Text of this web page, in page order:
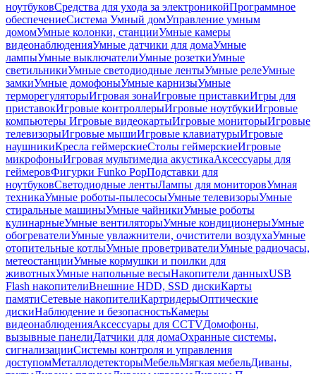
ноутбуковСредства для ухода за электроникойПрограммное
обеспечениеСистема Умный домУправление умным
домомУмные колонки, станцииУмные камеры
видеонаблюденияУмные датчики для домаУмные
лампыУмные выключателиУмные розеткиУмные
светильникиУмные светодиодные лентыУмные релеУмные
замкиУмные домофоныУмные карнизыУмные
терморегуляторыИгровая зонаИгровые приставкиИгры для
приставокИгровые контроллерыИгровые ноутбукиИгровые
компьютеры Игровые видеокартыИгровые мониторыИгровые
телевизорыИгровые мышиИгровые клавиатурыИгровые
наушникиКресла геймерскиеСтолы геймерскиеИгровые
микрофоныИгровая мультимедиа акустикаАксессуары для
геймеровФигурки Funko PopПодставки для
ноутбуковСветодиодные лентыЛампы для мониторовУмная
техникаУмные роботы-пылесосыУмные телевизорыУмные
стиральные машиныУмные чайникиУмные роботы
кулинарныеУмные вентиляторыУмные кондиционерыУмные
обогревателиУмные увлажнители, очистители воздухаУмные
отопительные котлыУмные проветривателиУмные радиочасы,
метеостанцииУмные кормушки и поилки для
животныхУмные напольные весыНакопители данныхUSB
Flash накопителиВнешние HDD, SSD дискиКарты
памятиСетевые накопителиКартридерыОптические
дискиНаблюдение и безопасностьКамеры
видеонаблюденияАксессуары для CCTVДомофоны,
вызывные панелиДатчики для домаОхранные системы,
сигнализацииСистемы контроля и управления
доступомМеталлодетекторыМебельМягкая мебельДиваны,